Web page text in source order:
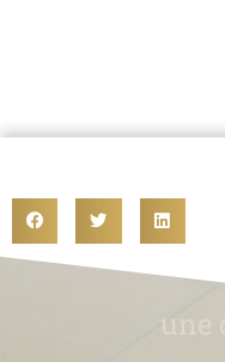
une